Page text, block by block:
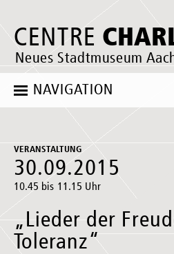
CENTRE
Neues Stadtmuseum
NAVIGATION
VERANSTALTUNG
30.09.2015
10.45 bis 11.15 Uhr
„Lieder der
Toleranz“